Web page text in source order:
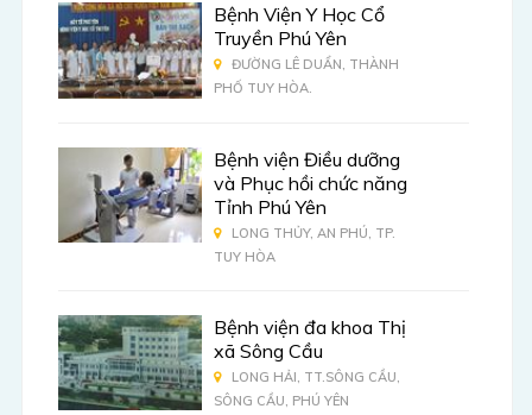
Bệnh Viện Y Học Cổ
Truyền Phú Yên
ĐƯỜNG LÊ DUẨN, THÀNH
PHỐ TUY HÒA.
Bệnh viện Điều dưỡng
và Phục hồi chức năng
Tỉnh Phú Yên
LONG THỦY, AN PHÚ, TP.
TUY HÒA
Bệnh viện đa khoa Thị
xã Sông Cầu
LONG HẢI, TT.SÔNG CẦU,
SÔNG CẦU, PHÚ YÊN